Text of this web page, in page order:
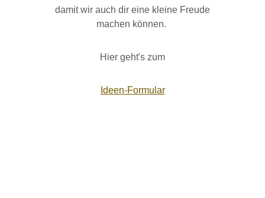
damit wir auch dir eine kleine Freude
machen können.
Hier geht's zum
Ideen-Formular